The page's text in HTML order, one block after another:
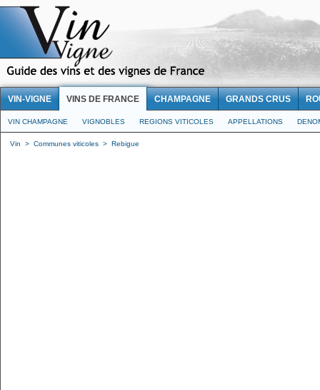
VIN-VIGNE VINS DE FRANCE CHAMPAGNE GRANDS CRUS
VIN CHAMPAGNE VIGNOBLES REGIONS VITICOLES APPELLATIONS
Vin > Communes viticoles > Rebigue